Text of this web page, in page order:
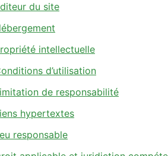
du site
intellectuelle
d’utilisation
de responsabilité
hypertextes
responsable